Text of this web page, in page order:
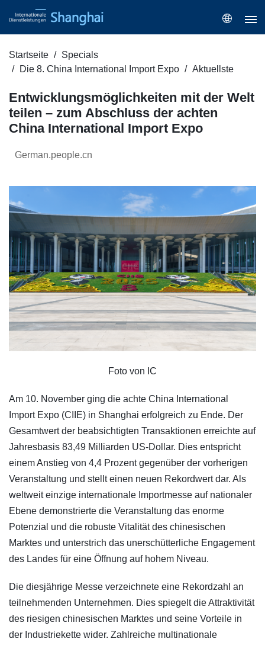
Startseite
Specials
Die 8. China International Import Expo
Aktuellste
Entwicklungsmöglichkeiten mit der Welt
teilen – zum Abschluss der achten
China International Import Expo
German.people.cn
Foto von IC
Am 10. November ging die achte China International
Import Expo (CIIE) in Shanghai erfolgreich zu Ende. Der
Gesamtwert der beabsichtigten Transaktionen erreichte auf
Jahresbasis 83,49 Milliarden US-Dollar. Dies entspricht
einem Anstieg von 4,4 Prozent gegenüber der vorherigen
Veranstaltung und stellt einen neuen Rekordwert dar. Als
weltweit einzige internationale Importmesse auf nationaler
Ebene demonstrierte die Veranstaltung das enorme
Potenzial und die robuste Vitalität des chinesischen
Marktes und unterstrich das unerschütterliche Engagement
des Landes für eine Öffnung auf hohem Niveau.
Die diesjährige Messe verzeichnete eine Rekordzahl an
teilnehmenden Unternehmen. Dies spiegelt die Attraktivität
des riesigen chinesischen Marktes und seine Vorteile in
der Industriekette wider. Zahlreiche multinationale